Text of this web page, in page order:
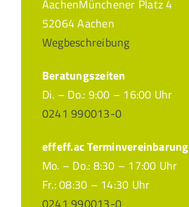
AachenMünchener Platz 4
52064 Aachen
Wegbeschreibung
Beratungszeiten
Di. – Do.: 9:00 – 16:00 Uhr
0241 990013-0
effeff.ac Terminvereinbarung
Mo. – Do.: 8:30 – 17:00 Uhr
Fr.: 08:30 – 14:30 Uhr